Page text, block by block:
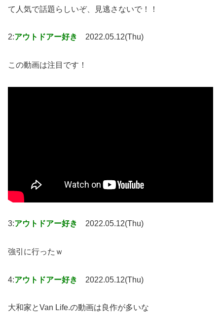
て人気で話題らしいぞ、見逃さないで！！
2:アウトドアー好き 2022.05.12(Thu)
この動画は注目です！
3:アウトドアー好き 2022.05.12(Thu)
強引に行ったｗ
4:アウトドアー好き 2022.05.12(Thu)
大和家とVan Life.の動画は良作が多いな